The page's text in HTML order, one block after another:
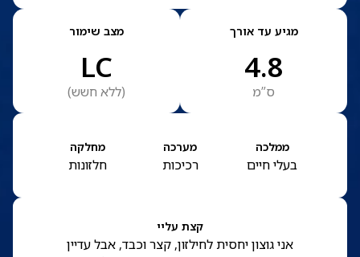
מגיע עד אורך
4.8
ס”מ
מצב שימור
LC
(ללא חשש)
ממלכה
בעלי חיים
מערכה
רכיכות
מחלקה
חלזונות
קצת עליי
אני גוצון יחסית לחילזון, קצר וכבד, אבל עדיין